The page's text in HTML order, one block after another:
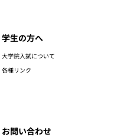
学生の方へ
大学院入試について
各種リンク
お問い合わせ